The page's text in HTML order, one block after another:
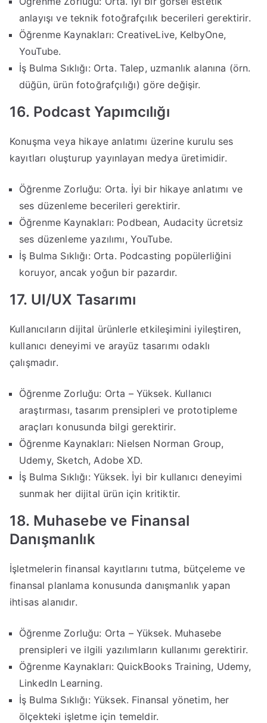
anlayışı ve teknik fotoğrafçılık becerileri gerektirir.
Öğrenme Kaynakları: CreativeLive, KelbyOne,
YouTube.
İş Bulma Sıklığı: Orta. Talep, uzmanlık alanına (örn.
düğün, ürün fotoğrafçılığı) göre değişir.
16. Podcast Yapımcılığı
Konuşma veya hikaye anlatımı üzerine kurulu ses
kayıtları oluşturup yayınlayan medya üretimidir.
Öğrenme Zorluğu: Orta. İyi bir hikaye anlatımı ve
ses düzenleme becerileri gerektirir.
Öğrenme Kaynakları: Podbean, Audacity ücretsiz
ses düzenleme yazılımı, YouTube.
İş Bulma Sıklığı: Orta. Podcasting popülerliğini
koruyor, ancak yoğun bir pazardır.
17. UI/UX Tasarımı
Kullanıcıların dijital ürünlerle etkileşimini iyileştiren,
kullanıcı deneyimi ve arayüz tasarımı odaklı
çalışmadır.
Öğrenme Zorluğu: Orta – Yüksek. Kullanıcı
araştırması, tasarım prensipleri ve prototipleme
araçları konusunda bilgi gerektirir.
Öğrenme Kaynakları: Nielsen Norman Group,
Udemy, Sketch, Adobe XD.
İş Bulma Sıklığı: Yüksek. İyi bir kullanıcı deneyimi
sunmak her dijital ürün için kritiktir.
18. Muhasebe ve Finansal
Danışmanlık
İşletmelerin finansal kayıtlarını tutma, bütçeleme ve
finansal planlama konusunda danışmanlık yapan
ihtisas alanıdır.
Öğrenme Zorluğu: Orta – Yüksek. Muhasebe
prensipleri ve ilgili yazılımların kullanımı gerektirir.
Öğrenme Kaynakları: QuickBooks Training, Udemy,
LinkedIn Learning.
İş Bulma Sıklığı: Yüksek. Finansal yönetim, her
ölçekteki işletme için temeldir.